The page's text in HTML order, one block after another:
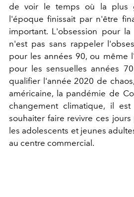
de voir le temps où la plus
l'époque finissait par n'être
important. L'obsession pour
n'est pas sans rappeler
pour les années 90, ou même
pour les sensuelles années
qualifier l'année 2020 de
américaine, la pandémie de
changement climatique, il
souhaiter faire revivre ces
les adolescents et jeunes
au centre commercial.